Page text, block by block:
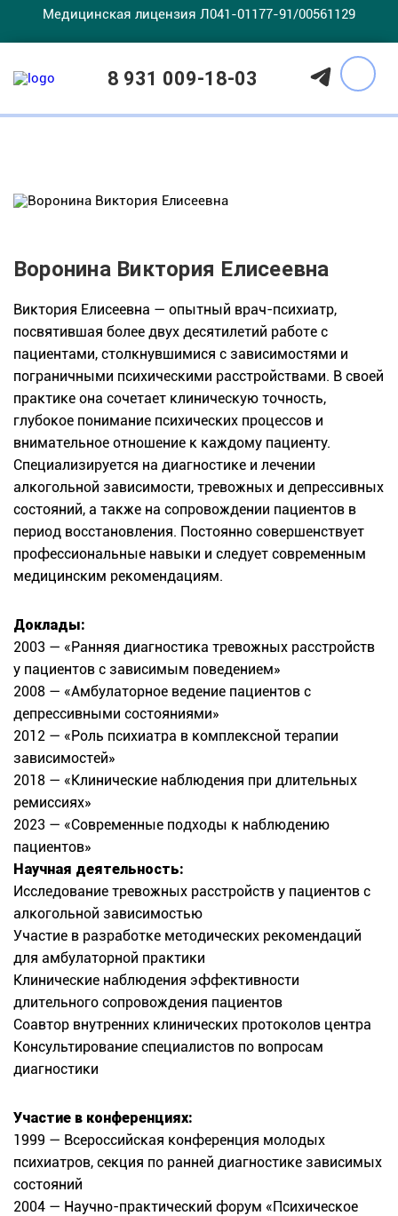
Медицинская лицензия Л041-01177-91/00561129
8 931 009-18-03
Воронина Виктория Елисеевна
Виктория Елисеевна — опытный врач-психиатр,
посвятившая более двух десятилетий работе с
пациентами, столкнувшимися с зависимостями и
пограничными психическими расстройствами. В своей
практике она сочетает клиническую точность,
глубокое понимание психических процессов и
внимательное отношение к каждому пациенту.
Специализируется на диагностике и лечении
алкогольной зависимости, тревожных и депрессивных
состояний, а также на сопровождении пациентов в
период восстановления. Постоянно совершенствует
профессиональные навыки и следует современным
медицинским рекомендациям.
Доклады:
2003 — «Ранняя диагностика тревожных расстройств
у пациентов с зависимым поведением»
2008 — «Амбулаторное ведение пациентов с
депрессивными состояниями»
2012 — «Роль психиатра в комплексной терапии
зависимостей»
2018 — «Клинические наблюдения при длительных
ремиссиях»
2023 — «Современные подходы к наблюдению
пациентов»
Научная деятельность:
Исследование тревожных расстройств у пациентов с
алкогольной зависимостью
Участие в разработке методических рекомендаций
для амбулаторной практики
Клинические наблюдения эффективности
длительного сопровождения пациентов
Соавтор внутренних клинических протоколов центра
Консультирование специалистов по вопросам
диагностики
Участие в конференциях:
1999 — Всероссийская конференция молодых
психиатров, секция по ранней диагностике зависимых
состояний
2004 — Научно-практический форум «Психическое